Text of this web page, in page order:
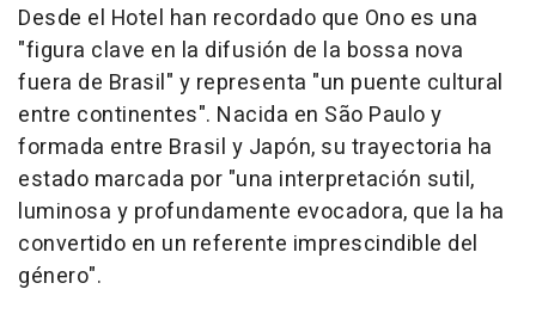
Desde el Hotel han recordado que Ono es una
"figura clave en la difusión de la bossa nova
fuera de Brasil" y representa "un puente cultural
entre continentes". Nacida en São Paulo y
formada entre Brasil y Japón, su trayectoria ha
estado marcada por "una interpretación sutil,
luminosa y profundamente evocadora, que la ha
convertido en un referente imprescindible del
género".